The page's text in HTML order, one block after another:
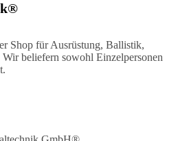
Shop für Ausrüstung, Ballistik,
beliefern sowohl Einzelpersonen